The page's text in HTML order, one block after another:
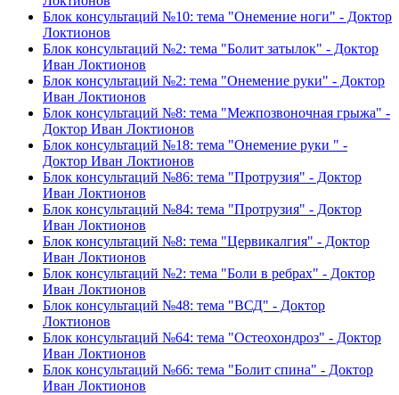
Блок консультаций №10: тема "Онемение ноги" - Доктор
Локтионов
Блок консультаций №2: тема "Болит затылок" - Доктор
Иван Локтионов
Блок консультаций №2: тема "Онемение руки" - Доктор
Иван Локтионов
Блок консультаций №8: тема "Межпозвоночная грыжа" -
Доктор Иван Локтионов
Блок консультаций №18: тема "Онемение руки " -
Доктор Иван Локтионов
Блок консультаций №86: тема "Протрузия" - Доктор
Иван Локтионов
Блок консультаций №84: тема "Протрузия" - Доктор
Иван Локтионов
Блок консультаций №8: тема "Цервикалгия" - Доктор
Иван Локтионов
Блок консультаций №2: тема "Боли в ребрах" - Доктор
Иван Локтионов
Блок консультаций №48: тема "ВСД" - Доктор
Локтионов
Блок консультаций №64: тема "Остеохондроз" - Доктор
Иван Локтионов
Блок консультаций №66: тема "Болит спина" - Доктор
Иван Локтионов